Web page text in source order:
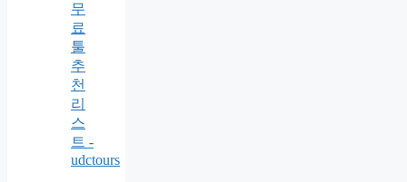
무
료
툴
추
천
리
스
트 -
udctours